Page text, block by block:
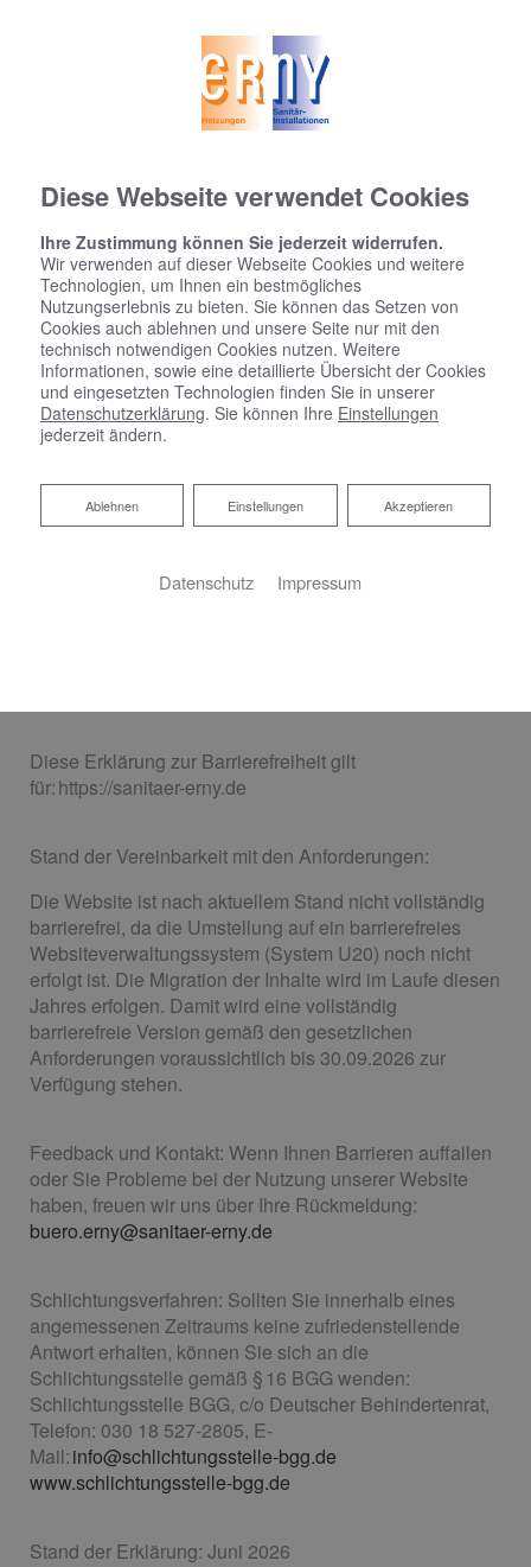
Diese Erklärung zur Barrierefreiheit gilt
für: https://sanitaer-erny.de
Stand der Vereinbarkeit mit den Anforderungen:
Die Website ist nach aktuellem Stand nicht vollständig
barrierefrei, da die Umstellung auf ein barrierefreies
Websiteverwaltungssystem (System U20) noch nicht
erfolgt ist. Die Migration der Inhalte wird im Laufe diesen
Jahres erfolgen. Damit wird eine vollständig
barrierefreie Version gemäß den gesetzlichen
Anforderungen voraussichtlich bis 30.09.2026 zur
Verfügung stehen.
Feedback und Kontakt: Wenn Ihnen Barrieren auffallen
oder Sie Probleme bei der Nutzung unserer Website
haben, freuen wir uns über Ihre Rückmeldung:
buero.erny@sanitaer-erny.de
Schlichtungsverfahren: Sollten Sie innerhalb eines
angemessenen Zeitraums keine zufriedenstellende
Antwort erhalten, können Sie sich an die
Schlichtungsstelle gemäß § 16 BGG wenden:
Schlichtungsstelle BGG, c/o Deutscher Behindertenrat,
Telefon: 030 18 527-2805, E-
Mail:info@schlichtungsstelle-bgg.de
www.schlichtungsstelle-bgg.de
Stand der Erklärung: Juni 2026
Diese Webseite verwendet Cookies
Ihre Zustimmung können Sie jederzeit widerrufen.
Wir verwenden auf dieser Webseite Cookies und weitere
Technologien, um Ihnen ein bestmögliches
Nutzungserlebnis zu bieten. Sie können das Setzen von
Cookies auch ablehnen und unsere Seite nur mit den
technisch notwendigen Cookies nutzen. Weitere
Informationen, sowie eine detaillierte Übersicht der Cookies
und eingesetzten Technologien finden Sie in unserer
Datenschutzerklärung. Sie können Ihre Einstellungen
jederzeit ändern.
Akzeptieren
Einstellungen
Ablehnen
Ablehnen
Datenschutz Impressum